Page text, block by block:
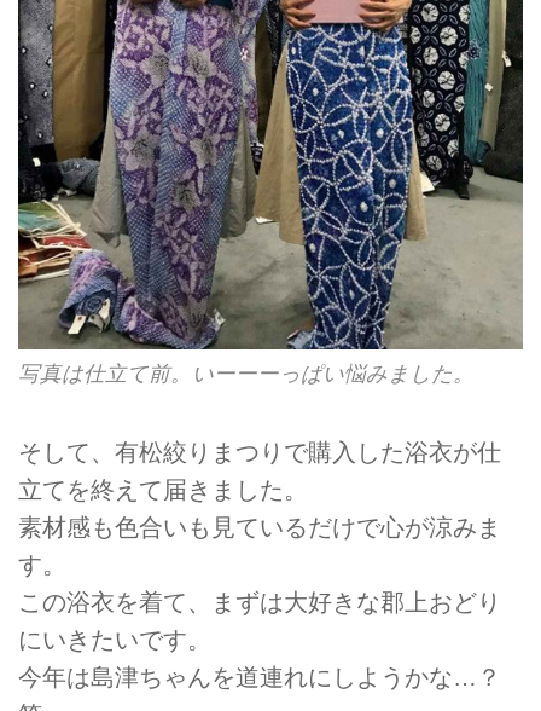
写真は仕立て前。いーーーっぱい悩みました。
そして、有松絞りまつりで購入した浴衣が仕
立てを終えて届きました。
素材感も色合いも見ているだけで心が涼みま
す。
この浴衣を着て、まずは大好きな郡上おどり
にいきたいです。
今年は島津ちゃんを道連れにしようかな…？